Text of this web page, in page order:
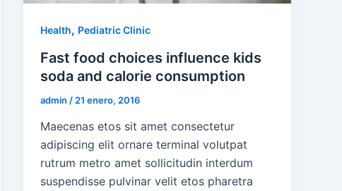
Health, Pediatric Clinic
Fast food choices influence kids
soda and calorie consumption
admin / 21 enero, 2016
Maecenas etos sit amet consectetur
adipiscing elit ornare terminal volutpat
rutrum metro amet sollicitudin interdum
suspendisse pulvinar velit etos pharetra